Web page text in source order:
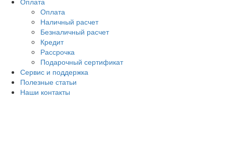
Оплата
Наличный расчет
Безналичный расчет
Кредит
Рассрочка
Подарочный сертификат
Сервис и поддержка
Полезные статьи
Наши контакты